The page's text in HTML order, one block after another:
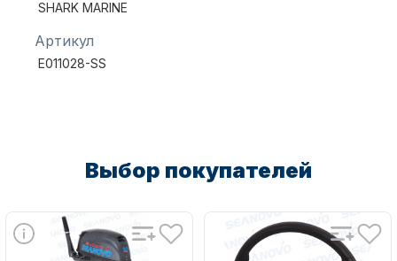
SHARK MARINE
Артикул
E011028-SS
Выбор покупателей